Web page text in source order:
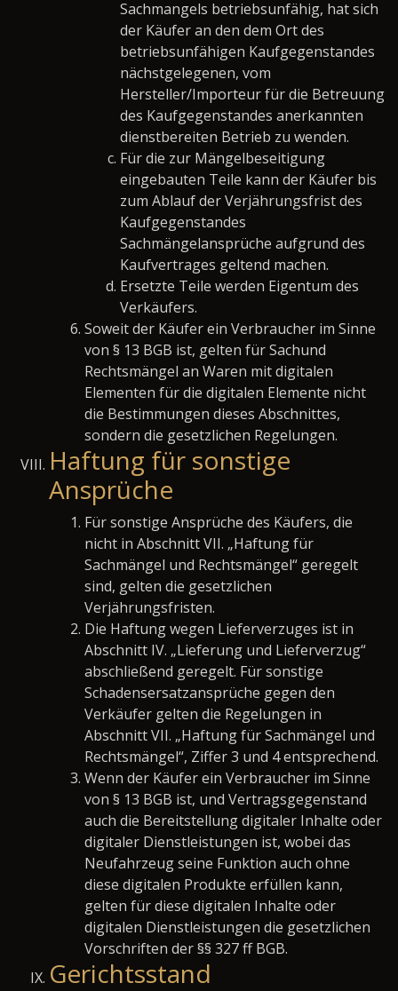
Sachmangels betriebsunfähig, hat sich
der Käufer an den dem Ort des
betriebsunfähigen Kaufgegenstandes
nächstgelegenen, vom
Hersteller/Importeur für die Betreuung
des Kaufgegenstandes anerkannten
dienstbereiten Betrieb zu wenden.
Für die zur Mängelbeseitigung
eingebauten Teile kann der Käufer bis
zum Ablauf der Verjährungsfrist des
Kaufgegenstandes
Sachmängelansprüche aufgrund des
Kaufvertrages geltend machen.
Ersetzte Teile werden Eigentum des
Verkäufers.
Soweit der Käufer ein Verbraucher im Sinne
von § 13 BGB ist, gelten für Sachund
Rechtsmängel an Waren mit digitalen
Elementen für die digitalen Elemente nicht
die Bestimmungen dieses Abschnittes,
sondern die gesetzlichen Regelungen.
Haftung für sonstige
Ansprüche
Für sonstige Ansprüche des Käufers, die
nicht in Abschnitt VII. „Haftung für
Sachmängel und Rechtsmängel“ geregelt
sind, gelten die gesetzlichen
Verjährungsfristen.
Die Haftung wegen Lieferverzuges ist in
Abschnitt IV. „Lieferung und Lieferverzug“
abschließend geregelt. Für sonstige
Schadensersatzansprüche gegen den
Verkäufer gelten die Regelungen in
Abschnitt VII. „Haftung für Sachmängel und
Rechtsmängel“, Ziffer 3 und 4 entsprechend.
Wenn der Käufer ein Verbraucher im Sinne
von § 13 BGB ist, und Vertragsgegenstand
auch die Bereitstellung digitaler Inhalte oder
digitaler Dienstleistungen ist, wobei das
Neufahrzeug seine Funktion auch ohne
diese digitalen Produkte erfüllen kann,
gelten für diese digitalen Inhalte oder
digitalen Dienstleistungen die gesetzlichen
Vorschriften der §§ 327 ff BGB.
Gerichtsstand